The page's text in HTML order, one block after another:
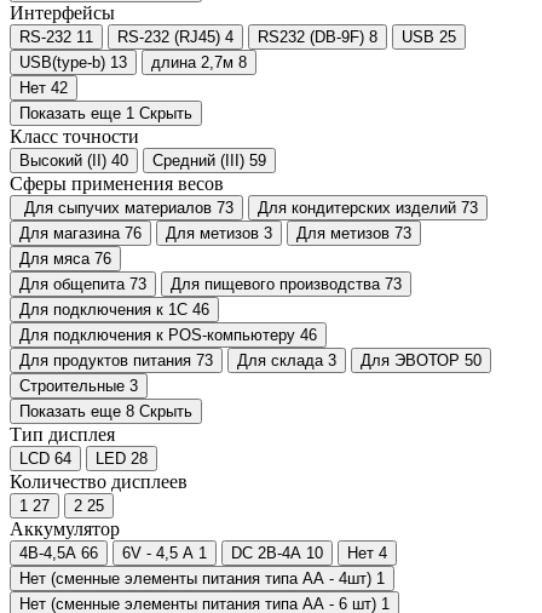
Интерфейсы
RS-232 11 RS-232 (RJ45) 4 RS232 (DB-9F) 8 USB 25
USB(type-b) 13 длина 2,7м 8
Нет 42
Показать еще 1 Скрыть
Класс точности
Высокий (II) 40 Средний (III) 59
Сферы применения весов
Для сыпучих материалов 73 Для кондитерских изделий 73
Для магазина 76 Для метизов 3 Для метизов 73
Для мяса 76
Для общепита 73 Для пищевого производства 73
Для подключения к 1С 46
Для подключения к POS-компьютеру 46
Для продуктов питания 73 Для склада 3 Для ЭВОТОР 50
Строительные 3
Показать еще 8 Скрыть
Тип дисплея
LCD 64 LED 28
Количество дисплеев
1 27 2 25
Аккумулятор
4В-4,5А 66 6V - 4,5 А 1 DC 2В-4А 10 Нет 4
Нет (сменные элементы питания типа АА - 4шт) 1
Нет (сменные элементы питания типа АА - 6 шт) 1